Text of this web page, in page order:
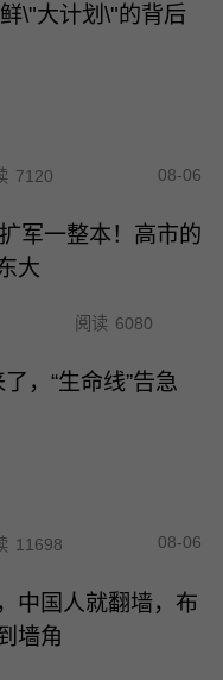
\"大计划\"的背后
7120 08-06
军一整本！高市的
大
阅读 6080
，“生命线”告急
11698 08-06
中国人就翻墙，布
墙角